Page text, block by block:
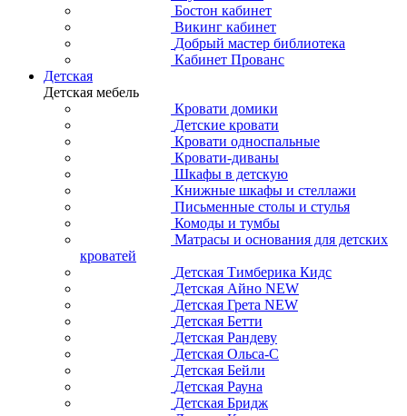
Бостон кабинет
Викинг кабинет
Добрый мастер библиотека
Кабинет Прованс
Детская
Детская мебель
Кровати домики
Детские кровати
Кровати односпальные
Кровати-диваны
Шкафы в детскую
Книжные шкафы и стеллажи
Письменные столы и стулья
Комоды и тумбы
Матрасы и основания для детских
кроватей
Детская Тимберика Кидс
Детская Айно NEW
Детская Грета NEW
Детская Бетти
Детская Рандеву
Детская Ольса-С
Детская Бейли
Детская Рауна
Детская Бридж